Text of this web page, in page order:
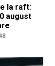
la raft:
august